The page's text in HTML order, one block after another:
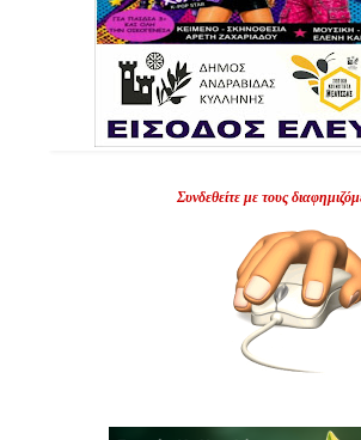
Συνδεθείτε με τους